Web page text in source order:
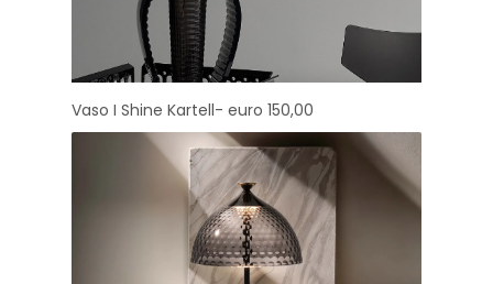
Vaso I Shine Kartell- euro 150,00